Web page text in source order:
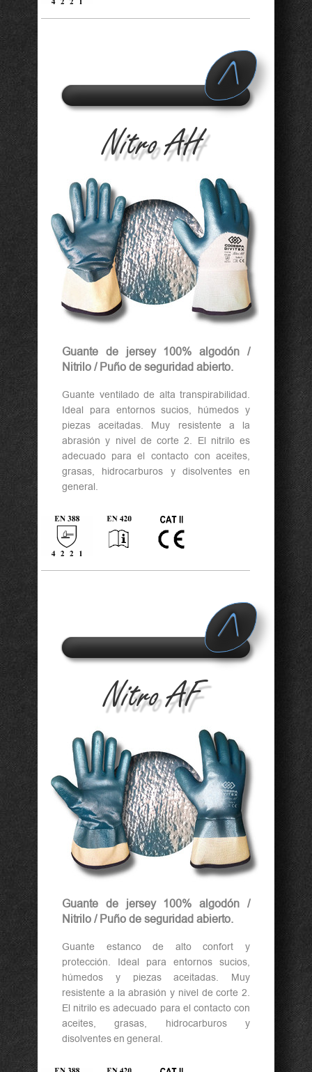
A
d v
a n
c e
Nitro AH
Guante de jersey 100% algodón /
Nitrilo / Puño de seguridad abierto.
Guante ventilado de alta transpirabilidad.
Ideal para entornos sucios, húmedos y
piezas aceitadas. Muy resistente a la
abrasión y nivel de corte 2. El nitrilo es
adecuado para el contacto con aceites,
grasas, hidrocarburos y disolventes en
general.
A
d v
c e
Nitro AF
Guante de jersey 100% algodón /
Nitrilo / Puño de seguridad abierto.
Guante estanco de alto confort y
protección. Ideal para entornos sucios,
húmedos y piezas aceitadas. Muy
resistente a la abrasión y nivel de corte 2.
El nitrilo es adecuado para el contacto con
aceites, grasas, hidrocarburos y
disolventes en general.